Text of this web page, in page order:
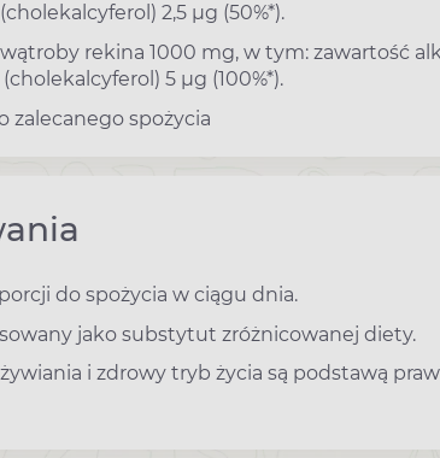
2,5 µg (50%*).
wątroby rekina 1000 mg, w tym: zawartość
5 µg (100%*).
zalecanego spożycia
do spożycia w ciągu dnia.
jako substytut zróżnicowanej diety.
i zdrowy tryb życia są podstawą